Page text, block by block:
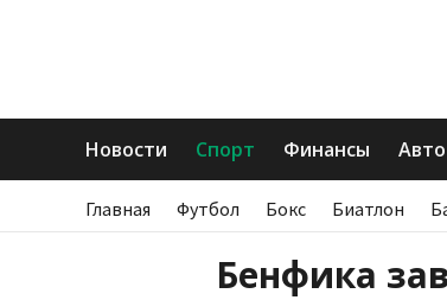
Новости Спорт Финансы Авто
Главная Футбол Бокс Биатлон
Бенфика